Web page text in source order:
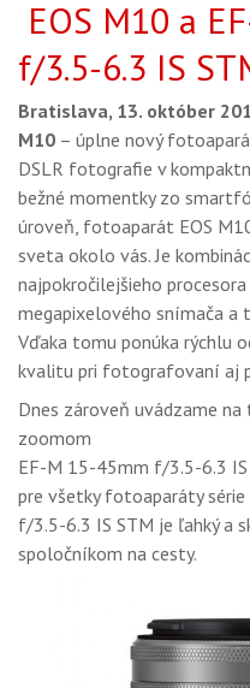
EOS M10 a
f/3.5-6.3 IS
Bratislava, 13. október
M10 – úplne nový
DSLR fotografie v
bežné momentky zo
úroveň, fotoaparát EOS
sveta okolo vás. Je
najpokročilejšieho
megapixelového snímača a
Vďaka tomu ponúka rýchlu
kvalitu pri fotografovaní aj
Dnes zároveň uvádzame
zoomom
EF-M 15-45mm f/3.5-6.3
pre všetky fotoaparáty
f/3.5-6.3 IS STM je ľahký a
spoločníkom na cesty.